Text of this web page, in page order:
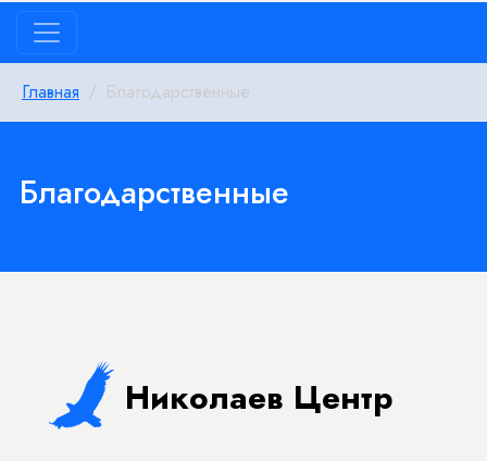
Главная Благодарственные
Благодарственные